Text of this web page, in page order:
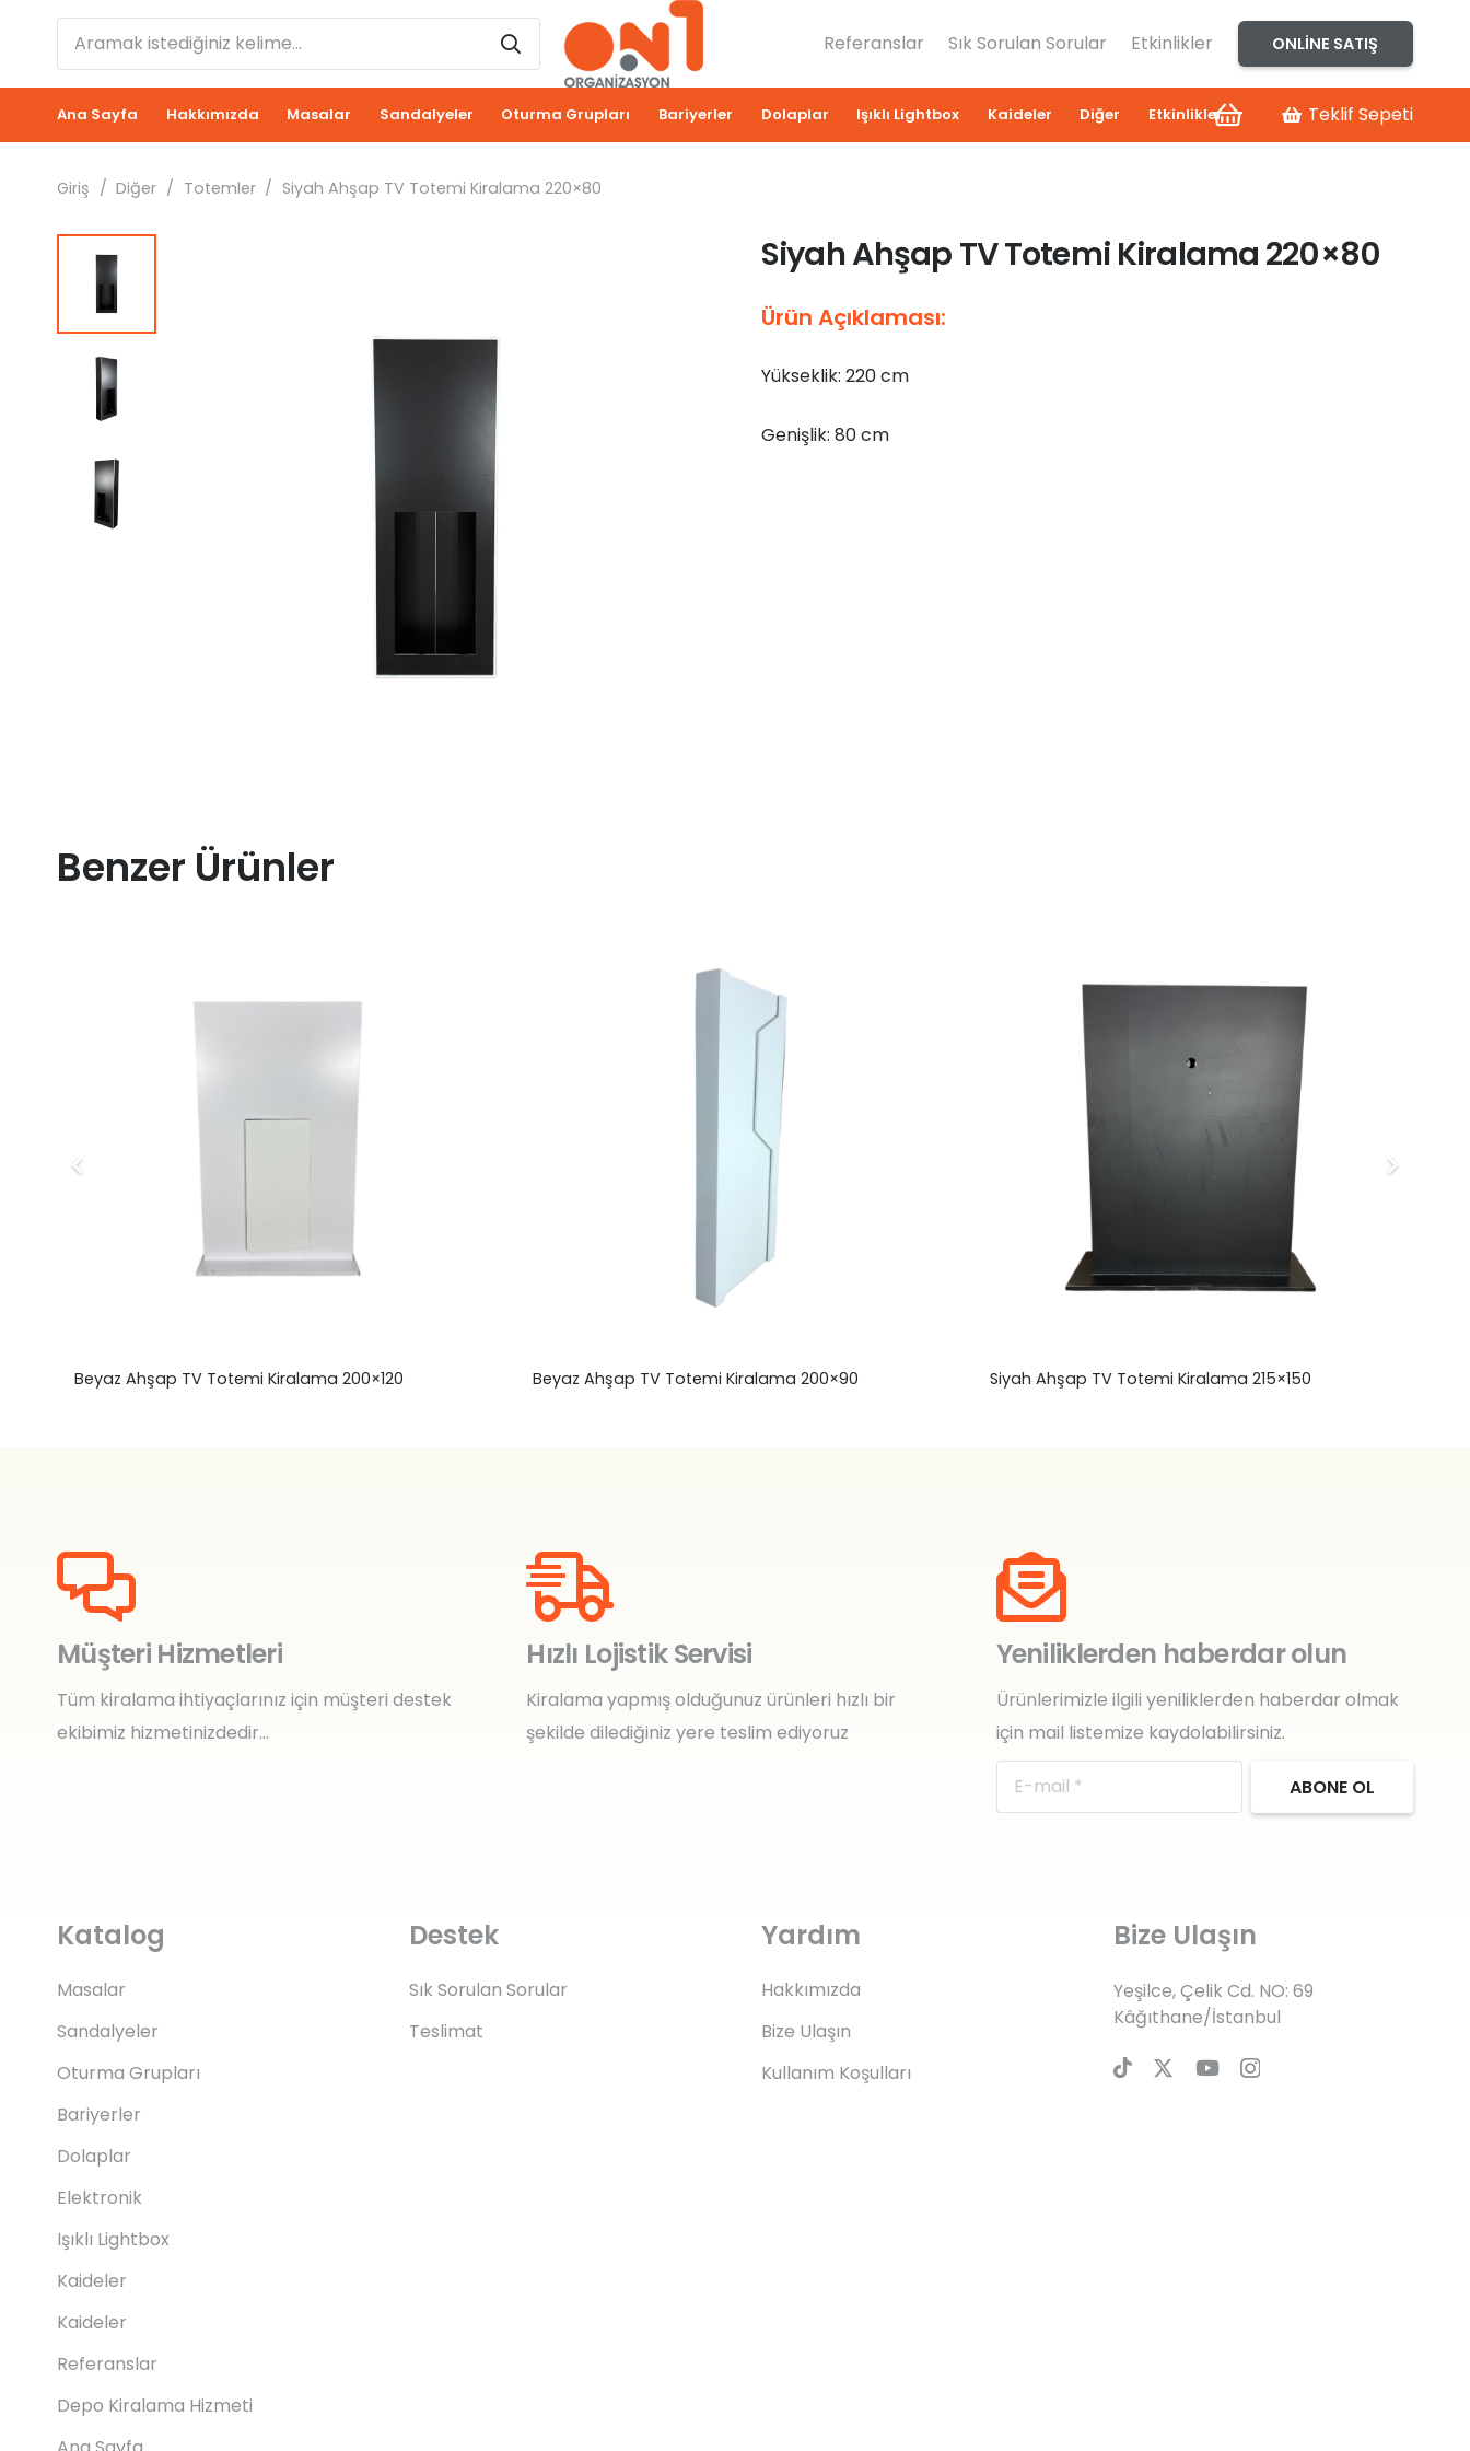
Referanslar Sık Sorulan Sorular Etkinlikler ONLINE SATIŞ
Ana Sayfa Hakkımızda Masalar Sandalyeler Oturma Grupları Bariyerler Dolaplar Işıklı Lightbox Kaideler Diğer Etkinlikler Teklif Sepeti
Giriş / Diğer / Totemler / Siyah Ahşap TV Totemi Kiralama 220×80
Siyah Ahşap TV Totemi Kiralama 220×80
Ürün Açıklaması:
Yükseklik: 220 cm
Genişlik: 80 cm
Benzer Ürünler
Beyaz Ahşap TV Totemi Kiralama 200×120 Beyaz Ahşap TV Totemi Kiralama 200×90 Siyah Ahşap TV Totemi Kiralama 215×150
Müşteri Hizmetleri
Tüm kiralama ihtiyaçlarınız için müşteri destek
ekibimiz hizmetinizdedir…
Hızlı Lojistik Servisi
Kiralama yapmış olduğunuz ürünleri hızlı bir
şekilde dilediğiniz yere teslim ediyoruz
Yeniliklerden haberdar olun
Ürünlerimizle ilgili yeniliklerden haberdar olmak
için mail listemize kaydolabilirsiniz.
ABONE OL
Katalog
Masalar
Sandalyeler
Oturma Grupları
Bariyerler
Dolaplar
Elektronik
Işıklı Lightbox
Kaideler
Kaideler
Referanslar
Depo Kiralama Hizmeti
Destek
Sık Sorulan Sorular
Teslimat
Yardım
Hakkımızda
Bize Ulaşın
Kullanım Koşulları
Bize Ulaşın
Yeşilce, Çelik Cd. NO: 69
Kâğıthane/İstanbul